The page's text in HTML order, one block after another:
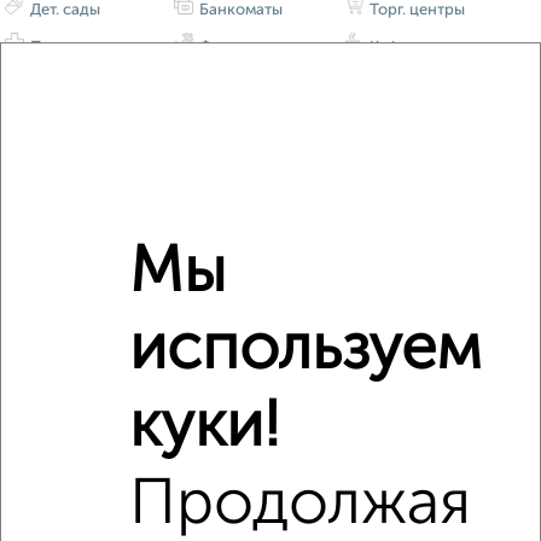
Дет. сады
Поликлиники
Банкоматы
Фитнес
Торг. центры
Кафе
Мы
используем
куки!
Продолжая